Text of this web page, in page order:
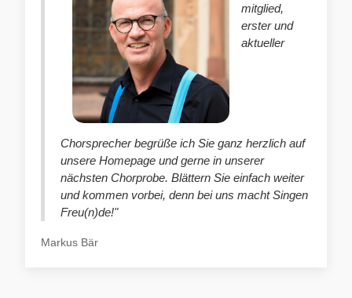
mitglied,
erster und
aktueller
Chorsprecher begrüße ich Sie ganz herzlich auf
unsere Homepage und gerne in unserer
nächsten Chorprobe. Blättern Sie einfach weiter
und kommen vorbei, denn bei uns macht Singen
Freu(n)de!"
Markus Bär